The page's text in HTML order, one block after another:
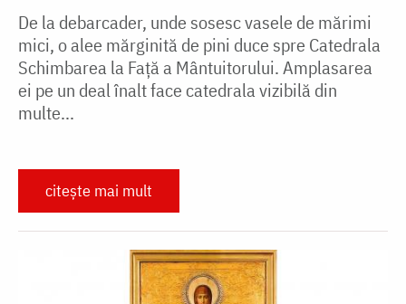
De la debarcader, unde sosesc vasele de mărimi
mici, o alee mărginită de pini duce spre Catedrala
Schimbarea la Faţă a Mântuitorului. Amplasarea
ei pe un deal înalt face catedrala vizibilă din
multe...
citește mai mult